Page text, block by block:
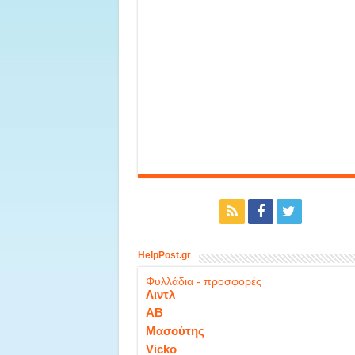
HelpPost.gr
Φυλλάδια - προσφορές
Λιντλ
ΑΒ
Μασούτης
Vicko